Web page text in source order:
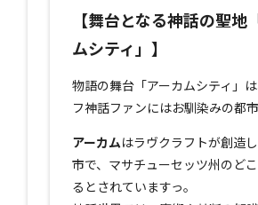
【舞台となる神話の聖地
ムシティ」】
物語の舞台「アーカムシティ」
フ神話ファンにはお馴染みの都
アーカムはラヴクラフトが創造
市で、マサチューセッツ州のど
るとされていますっ。